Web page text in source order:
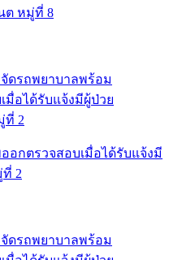
ต หมู่ที่ 8
อกตรวจสอบเมื่อได้รับแจ้งมี
2